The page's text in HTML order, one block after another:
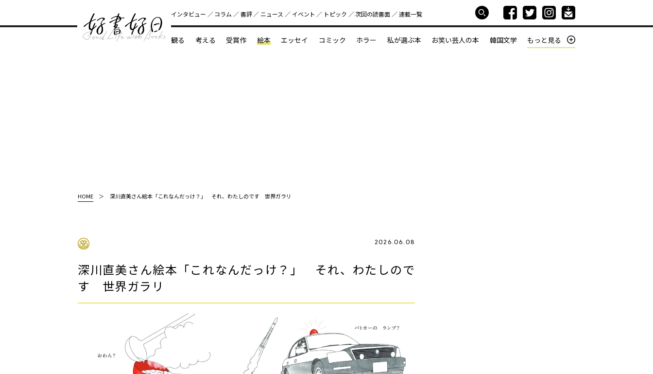
好書好日
インタビュー コラム 書評 ニュース イベント トピック 次回の読書⾯ 連載一覧
観る 考える 受賞作 絵本 エッセイ コミック ホラー 私が選ぶ本 お笑い芸人の本 韓国文学 もっと見る
HOME 深川直美さん絵本「これなんだっけ？」 それ、わたしのです 世界ガラリ
2026.06.08
深川直美さん絵本「これなんだっけ？」 それ、わたしので
す 世界ガラリ